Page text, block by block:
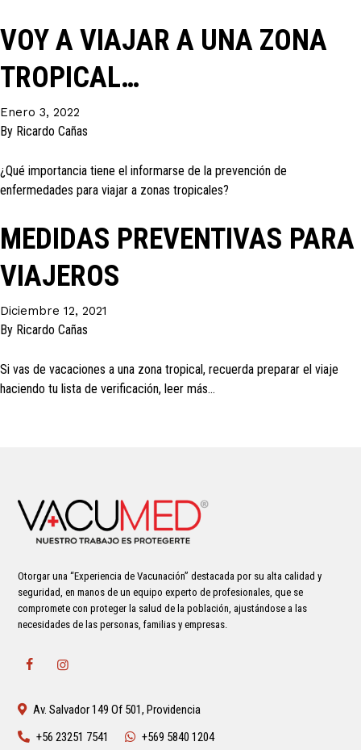
VOY A VIAJAR A UNA ZONA
TROPICAL…
Enero 3, 2022
By Ricardo Cañas
¿Qué importancia tiene el informarse de la prevención de
enfermedades para viajar a zonas tropicales?
MEDIDAS PREVENTIVAS PARA
VIAJEROS
Diciembre 12, 2021
By Ricardo Cañas
Si vas de vacaciones a una zona tropical, recuerda preparar el viaje
haciendo tu lista de verificación, leer más…
Otorgar una “Experiencia de Vacunación” destacada por su alta calidad y
seguridad, en manos de un equipo experto de profesionales, que se
compromete con proteger la salud de la población, ajustándose a las
necesidades de las personas, familias y empresas.
Av. Salvador 149 Of 501, Providencia
+56 23251 7541
+569 5840 1204